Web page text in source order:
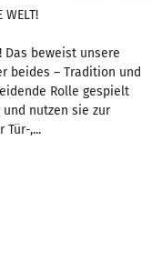
WELT!
beweist unsere
beides – Tradition und
Rolle gespielt
nutzen sie zur
Tür-,...